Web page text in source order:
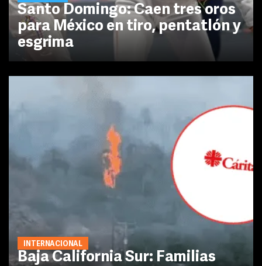
Santo Domingo: Caen tres oros
para México en tiro, pentatlón y
esgrima
INTERNACIONAL
Baja California Sur: Familias